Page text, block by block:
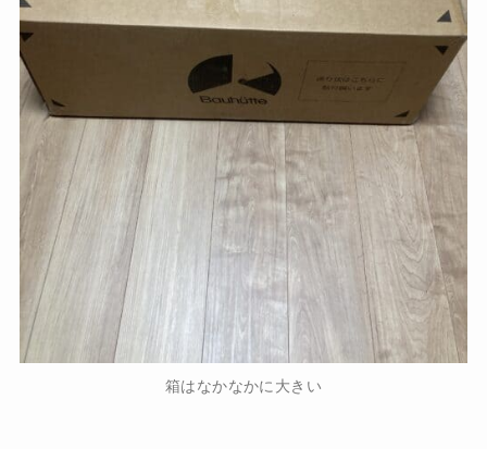
箱はなかなかに大きい